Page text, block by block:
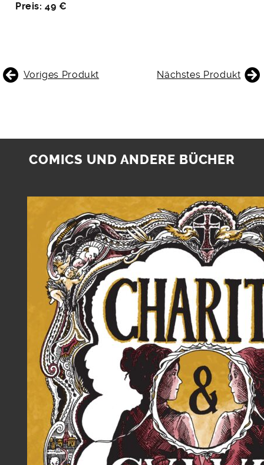
Preis: 49 €
BEITRAGSNAVIGATION
Voriges Produkt Nächstes Produkt
COMICS UND ANDERE BÜCHER